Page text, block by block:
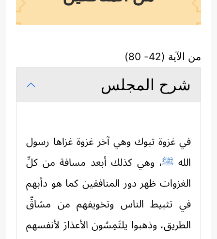
من الآية (42- 80)
شرح المجلس
في غزوة تبوك وهي آخر غزوة غزاها رسول
الله ﷺ، وهي كذلك أبعد مسافة من كلِّ
الغزوات ظهر دور المنافقين كما هو دأبهم
في تثبيط الناس وتخويفهم من مشاقِّ
الطريق، وذهبوا يلتَمِسُون الأعذارَ لأنفسهم